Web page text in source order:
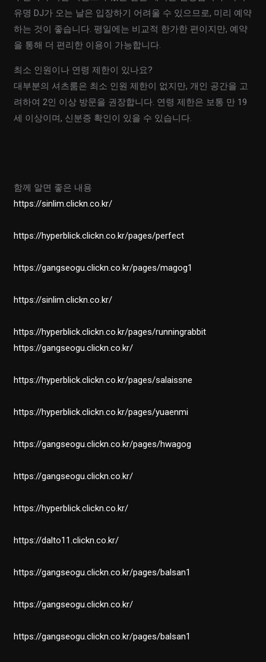
유명 DJ가 오는 날은 입장하기 어려울 수 있으므로, 미리 예약
하는 것이 좋습니다. 평일에는 비교적 한가한 편이지만, 예약
을 통해 더 편리한 이용이 가능합니다.
최소 인원이나 연령 제한이 있나요?
대부분의 셔츠룸은 최소 인원 제한이 없지만, 개인 공간을 고
려하여 2인 이상 방문을 권장합니다. 연령 제한은 보통 만 19
세 이상이며, 신분증 확인이 있을 수 있습니다.
함께 알면 좋은 내용
https://sinlim.clickn.co.kr/
https://hyperblick.clickn.co.kr/pages/perfect
https://gangseogu.clickn.co.kr/pages/magog1
https://sinlim.clickn.co.kr/
https://hyperblick.clickn.co.kr/pages/runningrabbit
https://gangseogu.clickn.co.kr/
https://hyperblick.clickn.co.kr/pages/salaissne
https://hyperblick.clickn.co.kr/pages/yuaenmi
https://gangseogu.clickn.co.kr/pages/hwagog
https://gangseogu.clickn.co.kr/
https://hyperblick.clickn.co.kr/
https://dalto11.clickn.co.kr/
https://gangseogu.clickn.co.kr/pages/balsan1
https://gangseogu.clickn.co.kr/
https://gangseogu.clickn.co.kr/pages/balsan1